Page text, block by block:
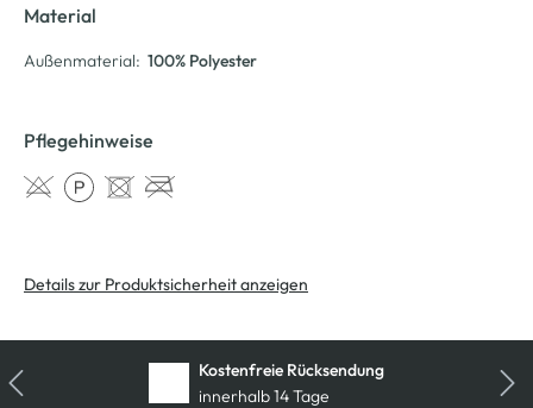
Material
Außenmaterial: 100% Polyester
Pflegehinweise
Details zur Produktsicherheit anzeigen
Kostenfreie Rücksendung
innerhalb 14 Tage